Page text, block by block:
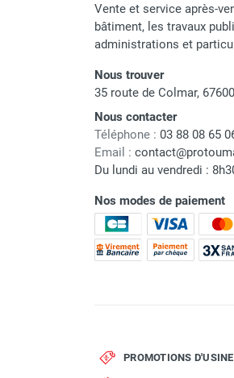
Vente et service après-
bâtiment, les travaux
administrations et
Nous trouver
35 route de Colmar,
Nous contacter
Téléphone : 03 88 08 65
Email :
Du lundi au vendredi :
Nos modes de paiement
PROMOTIONS D'USINE